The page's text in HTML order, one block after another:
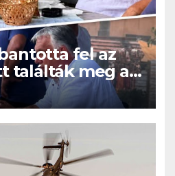
fel az
találták meg az
Viktort!